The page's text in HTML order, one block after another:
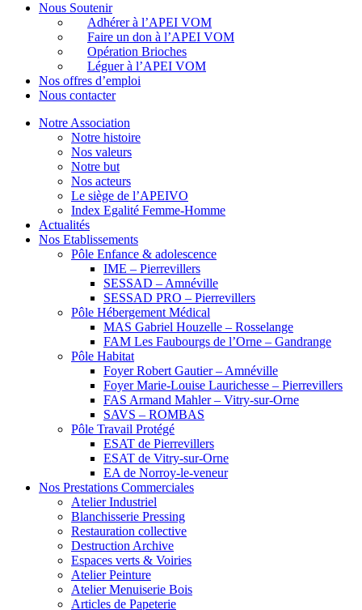
Nous Soutenir
Adhérer à l’APEI VOM
Faire un don à l’APEI VOM
Opération Brioches
Léguer à l’APEI VOM
Nos offres d’emploi
Nous contacter
Notre Association
Notre histoire
Nos valeurs
Notre but
Nos acteurs
Le siège de l’APEIVO
Index Egalité Femme-Homme
Actualités
Nos Etablissements
Pôle Enfance & adolescence
IME – Pierrevillers
SESSAD – Amnéville
SESSAD PRO – Pierrevillers
Pôle Hébergement Médical
MAS Gabriel Houzelle – Rosselange
FAM Les Faubourgs de l’Orne – Gandrange
Pôle Habitat
Foyer Robert Gautier – Amnéville
Foyer Marie-Louise Laurichesse – Pierrevillers
FAS Armand Mahler – Vitry-sur-Orne
SAVS – ROMBAS
Pôle Travail Protégé
ESAT de Pierrevillers
ESAT de Vitry-sur-Orne
EA de Norroy-le-veneur
Nos Prestations Commerciales
Atelier Industriel
Blanchisserie Pressing
Restauration collective
Destruction Archive
Espaces verts & Voiries
Atelier Peinture
Atelier Menuiserie Bois
Articles de Papeterie